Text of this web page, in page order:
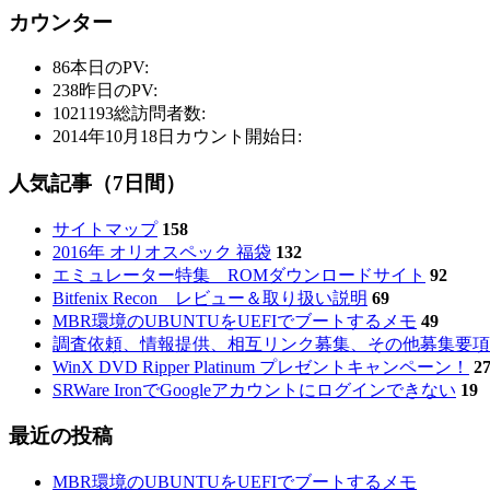
カウンター
86本日のPV:
238昨日のPV:
1021193総訪問者数:
2014年10月18日 カウント開始日:
人気記事（7日間）
サイトマップ 158
2016年 オリオスペック 福袋 132
エミュレーター特集 ROMダウンロードサイト 92
Bitfenix Recon レビュー＆取り扱い説明 69
MBR環境のUBUNTUをUEFIでブートするメモ 49
調査依頼、情報提供、相互リンク募集、その他募集要
WinX DVD Ripper Platinum プレゼントキャンペーン！
27
SRWare IronでGoogleアカウントにログインできない 19
最近の投稿
MBR環境のUBUNTUをUEFIでブートするメモ